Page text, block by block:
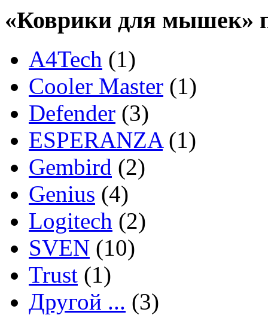
«Коврики для мышек»
A4Tech (1)
Cooler Master (1)
Defender (3)
ESPERANZA (1)
Gembird (2)
Genius (4)
Logitech (2)
SVEN (10)
Trust (1)
Другой ... (3)